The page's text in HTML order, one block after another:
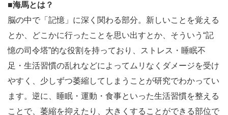
■海馬とは？
脳の中で「記憶」に深く関わる部分。新しいことを覚える
とか、どこかに行ったことを思い出すとか、そういう“記
憶の司令塔”的な役割を持っており、ストレス・睡眠不
足・生活習慣の乱れなどによってムリなくダメージを受け
やすく、少しずつ萎縮してしまうことが研究でわかってい
ます。逆に、睡眠・運動・食事といった生活習慣を整える
ことで、萎縮を抑えたり、大きくすることができる部位で